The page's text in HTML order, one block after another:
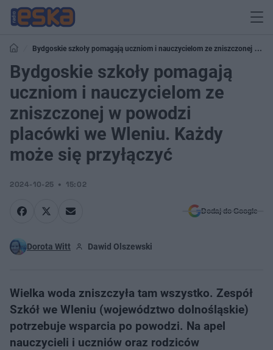
Bydgoskie szkoły pomagają uczniom i nauczycielom ze zniszczonej w
powodzi placówki we Wleniu. Każdy może się przyłączyć
Bydgoskie szkoły pomagają
uczniom i nauczycielom ze
zniszczonej w powodzi
placówki we Wleniu. Każdy
może się przyłączyć
2024-10-25 15:02
Dodaj do Google
Dorota Witt Dawid Olszewski
Wielka woda zniszczyła tam wszystko. Zespół
Szkół we Wleniu (województwo dolnośląskie)
potrzebuje wsparcia po powodzi. Na apel
nauczycieli i uczniów oraz rodziców